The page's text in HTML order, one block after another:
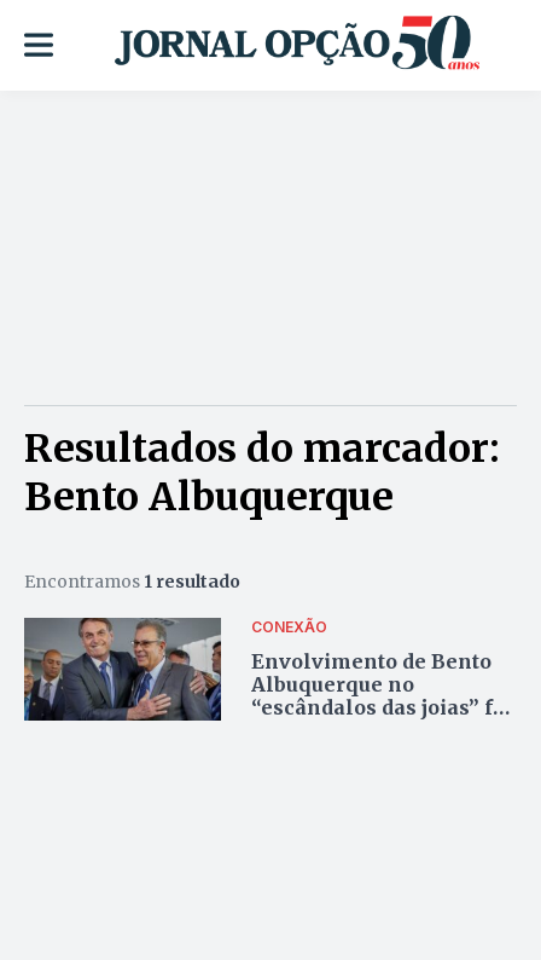
Resultados do marcador:
Bento Albuquerque
Encontramos 1 resultado
CONEXÃO
Envolvimento de Bento
Albuquerque no
“escândalos das joias” foi